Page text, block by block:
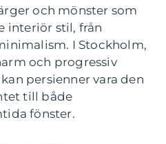
och mönster som
interiör stil, från
I Stockholm,
och progressiv
persienner vara den
till både
fönster.